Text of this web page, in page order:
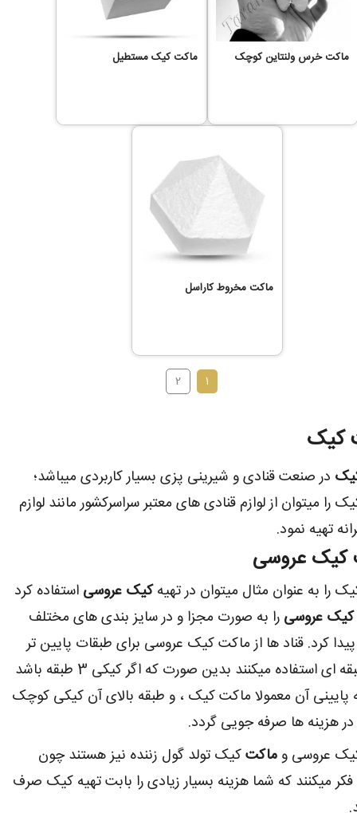
ماکت خرس ولنتاین کوچک ماکت کیک مستطیل
ماکت مخروط کاراسل
1
2
کیک
در صنعت قنادی و شیرینی پزی بسیار کاربردی میباشد؛
را میتوان از لوازم قنادی های معتبر سراسرکشور مانند لوازم
تهیه نمود.
کیک عروسی
را به عنوان مثال میتوان در تهیهکیک عروسی استفاده کرد
عروسی را به صورت مجزا و در سایز بندی های مختلف
کرد. قناد ها از ماکت کیک عروسی برای طبقات پایین تر
کیک طبقه ای استفاده میکنند بدین صورت که اگر کیکی 3 طبقه باشد
پایینی آن معمولا ماکت کیک ، و طبقه بالای آن کیکی کوچک
در هزینه ها صرفه جویی گردد.
عروسی وماکتکیک تولد گول زننده نیز هستند چون
میکنند که شما هزینه بسیار زیادی را بابت تهیه کیک صرف